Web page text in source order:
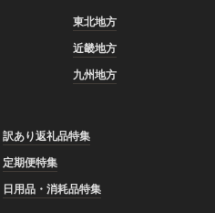
東北地方
近畿地方
九州地方
訳あり返礼品特集
定期便特集
日用品・消耗品特集